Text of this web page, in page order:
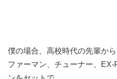
僕の場合、高校時代の先輩から
ファーマン、チューナー、